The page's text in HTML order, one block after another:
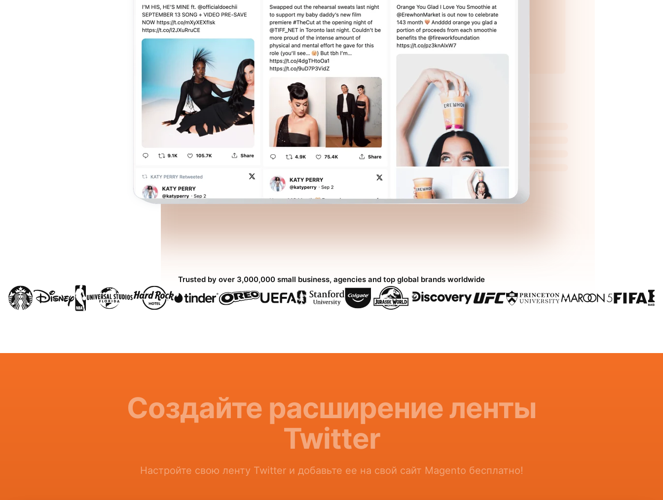
Trusted by over 3,000,000 small business, agencies and top global brands worldwide
Создайте расширение ленты
Twitter
Настройте свою ленту Twitter и добавьте ее на свой сайт Magento бесплатно!